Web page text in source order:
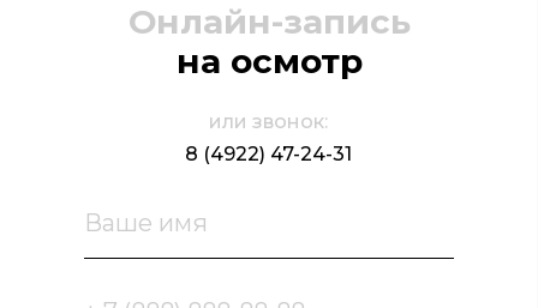
Онлайн-запись
на осмотр
или звонок:
8 (4922) 47-24-31